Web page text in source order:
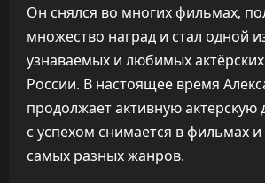
Он снялся во многих фильмах,
множество наград и стал одной
узнаваемых и любимых
России. В настоящее время
продолжает активную актёрскую
с успехом снимается в фильмах и
самых разных жанров.